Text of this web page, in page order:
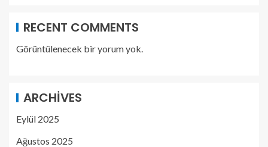
RECENT COMMENTS
Görüntülenecek bir yorum yok.
ARCHIVES
Eylül 2025
Ağustos 2025